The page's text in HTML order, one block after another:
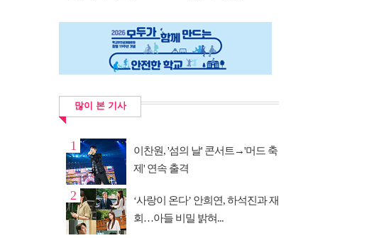
많이 본 기사
1
이찬원, '섬의 날' 콘서트→'머드 축
제' 연속 출격
2
‘사랑이 온다’ 안희연, 하석진과 재
회…아들 비밀 밝혀...